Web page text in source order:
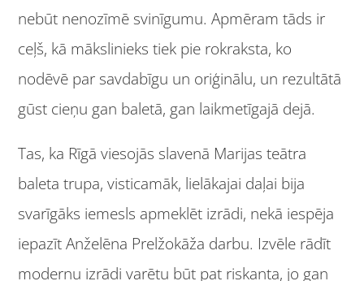
nebūt nenozīmē svinīgumu. Apmēram tāds ir
ceļš, kā mākslinieks tiek pie rokraksta, ko
nodēvē par savdabīgu un oriģinālu, un rezultātā
gūst cieņu gan baletā, gan laikmetīgajā dejā.
Tas, ka Rīgā viesojās slavenā Marijas teātra
baleta trupa, visticamāk, lielākajai daļai bija
svarīgāks iemesls apmeklēt izrādi, nekā iespēja
iepazīt Anželēna Prelžokāža darbu. Izvēle rādīt
modernu izrādi varētu būt pat riskanta, jo gan